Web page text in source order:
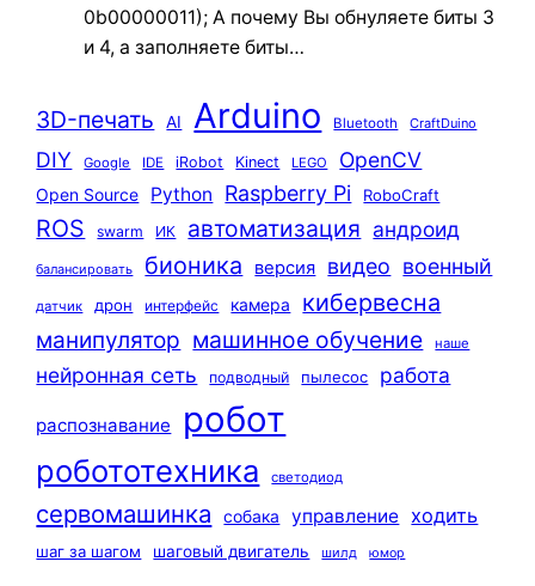
0b00000011); А почему Вы обнуляете биты 3
и 4, а заполняете биты…
3D-печать AI Arduino Bluetooth CraftDuino
DIY Google IDE iRobot Kinect LEGO OpenCV
Open Source Python Raspberry Pi RoboCraft
ROS swarm ИК автоматизация андроид
балансировать бионика версия видео военный
датчик дрон интерфейс камера кибервесна
манипулятор машинное обучение наше
нейронная сеть подводный пылесос работа
распознавание робот
робототехника светодиод
сервомашинка собака управление ходить
шаг за шагом шаговый двигатель шилд юмор